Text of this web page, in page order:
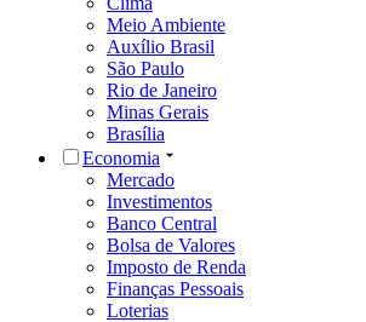
Meio Ambiente
Auxílio Brasil
São Paulo
Rio de Janeiro
Minas Gerais
Brasília
Economia
Mercado
Investimentos
Banco Central
Bolsa de Valores
Imposto de Renda
Finanças Pessoais
Loterias